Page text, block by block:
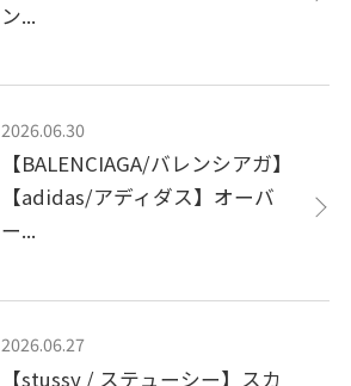
ン...
2026.06.30
【BALENCIAGA/バレンシアガ】
【adidas/アディダス】オーバ
ー...
2026.06.27
【stussy / ステューシー】スカ